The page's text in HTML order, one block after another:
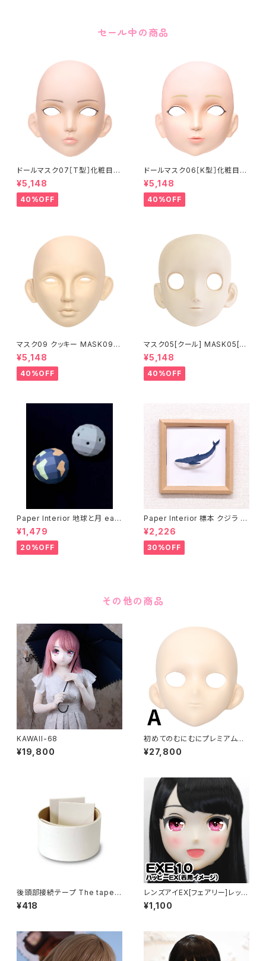
セール中の商品
ドールマスク07［T型］化粧目穴
処理済 MASK07 [DOLL T] O
pening eye hole and make
up
¥5,148
40%OFF
ドールマスク06［K型］化粧目穴
処理 MASK06 [DOLL K] Op
ening eye hole and make
up
¥5,148
40%OFF
マスク09 クッキー MASK09
“COOKIE”
¥5,148
40%OFF
マスク05[クール] MASK05[C
OOL]
¥5,148
40%OFF
Paper Interior 地球と月 eart
h and moon
¥1,479
20%OFF
Paper Interior 標本 クジラ s
pecimen whale
¥2,226
30%OFF
その他の商品
KAWAII-68
¥19,800
初めてのむにむにプレミアムセ
ット FRP製
¥27,800
後頭部接続テープ The tape o
f connecting back of the h
ead parts
¥418
レンズアイEX[フェアリー]レッド
Lens Eye EX[FAIRY]red
¥1,100